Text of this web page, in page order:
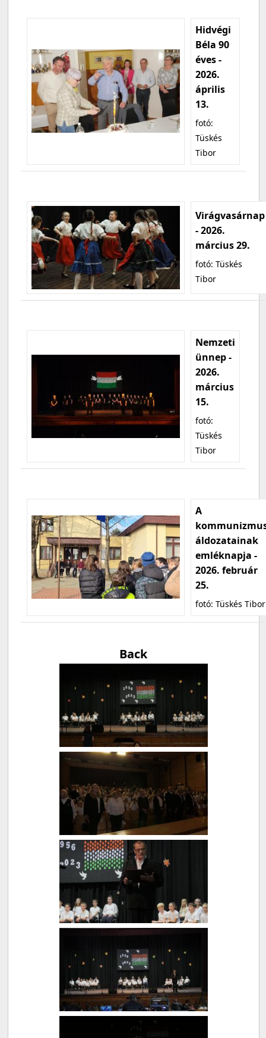
Hidvégi
Béla 90
éves -
2026.
április
13.
fotó:
Tüskés
Tibor
Virágvasárnap
- 2026.
március 29.
fotó: Tüskés
Tibor
Nemzeti
ünnep -
2026.
március
15.
fotó:
Tüskés
Tibor
A
áldozatainak
emléknapja -
2026. február
25.
fotó: Tüskés Tibor
Back